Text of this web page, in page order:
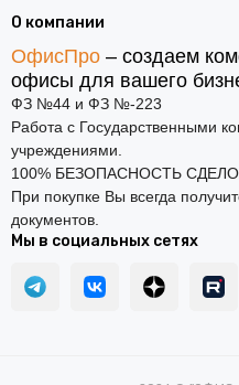
О компании
ОфисПро – создаем
офисы для вашего
ФЗ №44 и ФЗ №-223
Работа с Государственными
учреждениями.
100% БЕЗОПАСНОСТЬ
При покупке Вы всегда
документов.
Мы в социальных сетях